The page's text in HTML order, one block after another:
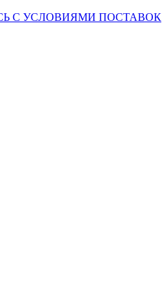
С УСЛОВИЯМИ ПОСТАВОК